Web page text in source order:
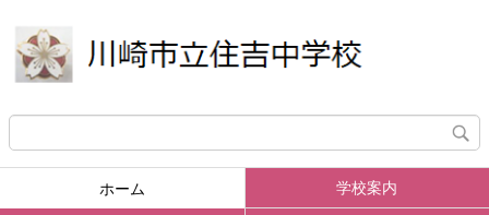
ホーム 学校案内